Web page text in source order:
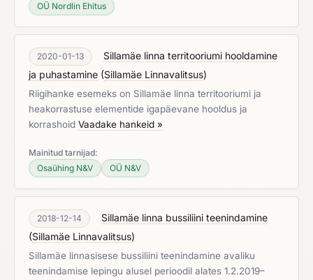
OÜ Nordlin Ehitus
2020-01-13
Sillamäe linna territooriumi hooldamine
ja puhastamine (Sillamäe Linnavalitsus)
Riigihanke esemeks on Sillamäe linna territooriumi ja
heakorrastuse elementide igapäevane hooldus ja
korrashoid Vaadake hankeid »
Mainitud tarnijad:
Osaühing N&V
OÜ N&V
2018-12-14
Sillamäe linna bussiliini teenindamine
(Sillamäe Linnavalitsus)
Sillamäe linnasisese bussiliini teenindamine avaliku
teenindamise lepingu alusel perioodil alates 1.2.2019–